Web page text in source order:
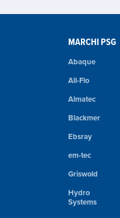
MARCHI PSG
Abaque
All-Flo
Almatec
Blackmer
Ebsray
em-tec
Griswold
Hydro
Systems